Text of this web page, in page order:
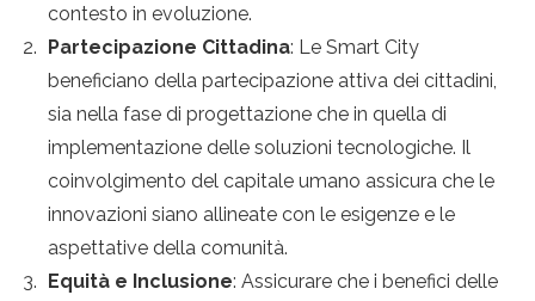
contesto in evoluzione.
Partecipazione Cittadina: Le Smart City
beneficiano della partecipazione attiva dei cittadini,
sia nella fase di progettazione che in quella di
implementazione delle soluzioni tecnologiche. Il
coinvolgimento del capitale umano assicura che le
innovazioni siano allineate con le esigenze e le
aspettative della comunità.
Equità e Inclusione: Assicurare che i benefici delle